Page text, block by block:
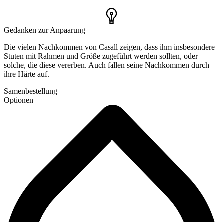
Gedanken zur Anpaarung
Die vielen Nachkommen von Casall zeigen, dass ihm insbesondere
Stuten mit Rahmen und Größe zugeführt werden sollten, oder
solche, die diese vererben. Auch fallen seine Nachkommen durch
ihre Härte auf.
Samenbestellung
Optionen